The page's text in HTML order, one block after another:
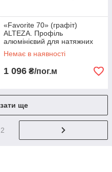
«Favorite 70» (графіт)
ALTEZA. Профіль
алюмінієвий для натяжних
стель
Немає в наявності
1 096 ₴/пог.м
ще